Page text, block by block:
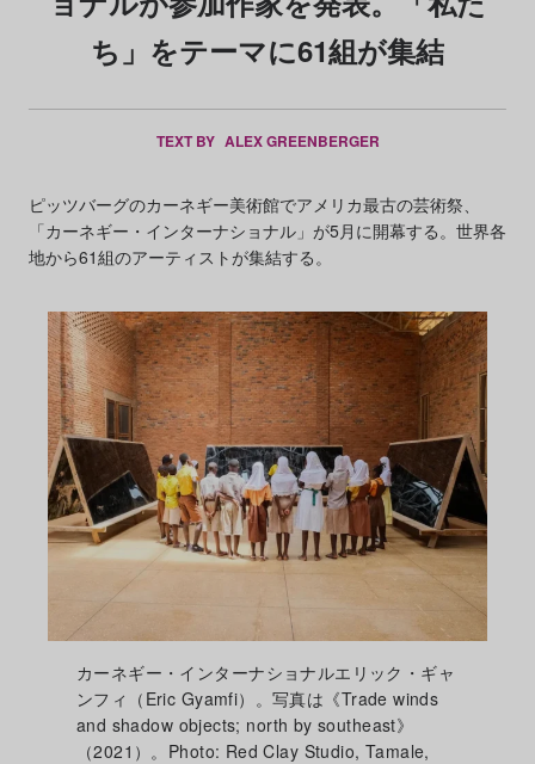
ち」をテーマに61組が集結
TEXT BY ALEX GREENBERGER
ピッツバーグのカーネギー美術館でアメリカ最古の芸術祭、
「カーネギー・インターナショナル」が5月に開幕する。世界各
地から61組のアーティストが集結する。
カーネギー・インターナショナルエリック・ギャ
ンフィ（Eric Gyamfi）。写真は《Trade winds
and shadow objects; north by southeast》
（2021）。Photo: Red Clay Studio, Tamale,